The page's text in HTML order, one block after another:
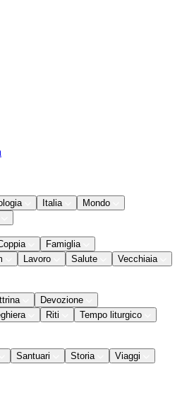
Italia
Mondo
Famiglia
Lavoro Salute
Vecchiaia
Devozione
Riti
Tempo liturgico
Santuari Storia Viaggi